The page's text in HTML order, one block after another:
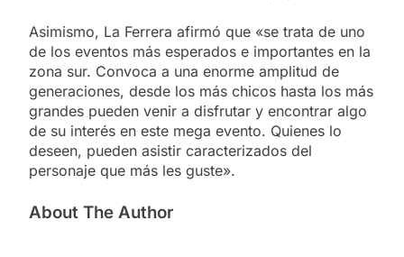
Asimismo, La Ferrera afirmó que «se trata de uno
de los eventos más esperados e importantes en la
zona sur. Convoca a una enorme amplitud de
generaciones, desde los más chicos hasta los más
grandes pueden venir a disfrutar y encontrar algo
de su interés en este mega evento. Quienes lo
deseen, pueden asistir caracterizados del
personaje que más les guste».
About The Author